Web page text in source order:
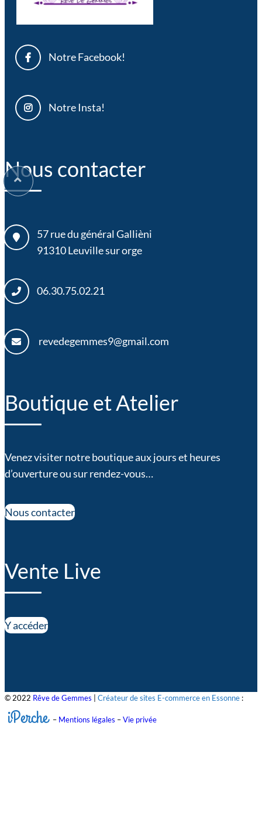
Notre Facebook!
Notre Insta!
Nous contacter
57 rue du général Gallièni
91310Leuville sur orge
06.30.75.02.21
revedegemmes9@gmail.com
Boutique et Atelier
Venez visiter notre boutique aux jours et heures
d’ouverture ou sur rendez-vous…
Nous contacter
Vente Live
Y accéder
© 2022 Rêve de Gemmes Créateur de sites E-commerce en Essonne :
iPerche – Mentions légales –Vie privée